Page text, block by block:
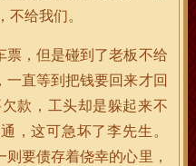
不给我们。
票，但是碰到了老板不给
直等到把钱要回来才回
款，工头却是躲起来不
，这可急坏了李先生。
要债存着侥幸的心里，